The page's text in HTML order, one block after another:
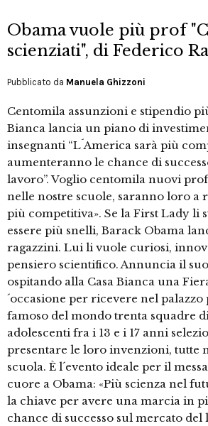
Obama vuole più prof
scienziati", di Federico
Pubblicato da Manuela Ghizzoni
Centomila assunzioni e stipendio
Bianca lancia un piano di
insegnanti “L´America sarà più
aumenteranno le chance di
lavoro”. Voglio centomila nuovi
nelle nostre scuole, saranno loro a
più competitiva». Se la First Lady li
essere più snelli, Barack Obama
ragazzini. Lui li vuole curiosi,
pensiero scientifico. Annuncia il
ospitando alla Casa Bianca una
´occasione per ricevere nel
famoso del mondo trenta squadre
adolescenti fra i 13 e i 17 anni
presentare le loro invenzioni, tutte
scuola. È l´evento ideale per il
cuore a Obama: «Più scienza nel
la chiave per avere una marcia in
chance di successo sul mercato